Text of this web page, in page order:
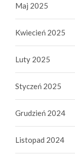
Maj 2025
Kwiecień 2025
Luty 2025
Styczeń 2025
Grudzień 2024
Listopad 2024